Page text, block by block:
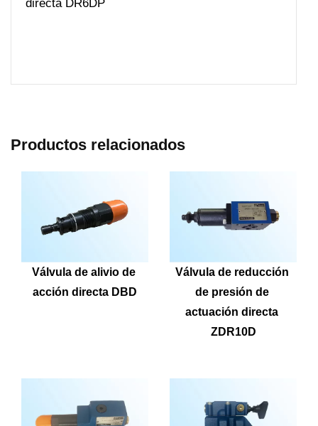
Productos relacionados
Válvula de alivio de
acción directa DBD
Válvula de reducción
de presión de
actuación directa
ZDR10D